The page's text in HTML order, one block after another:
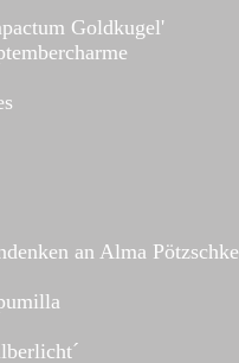
Goldkugel'
an Alma Pötzschke